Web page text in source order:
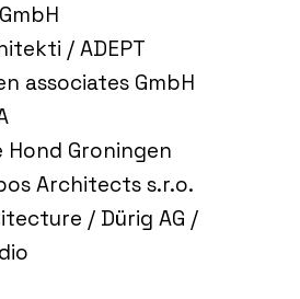
/ ADEPT
associates GmbH
Hond Groningen
Architects s.r.o.
/ Dürig AG /